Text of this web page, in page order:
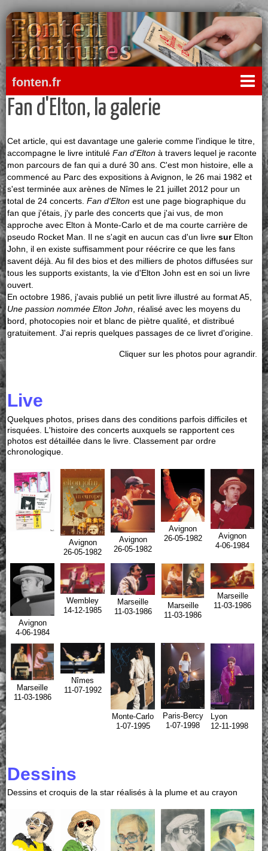
fonten.fr
Fan d'Elton, la galerie
Cet article, qui est davantage une galerie comme l'indique le titre,
accompagne le livre intitulé Fan d'Elton à travers lequel je raconte
mon parcours de fan qui a duré 30 ans. C'est mon histoire, elle a
commencé au Parc des expositions à Avignon, le 26 mai 1982 et
s'est terminée aux arènes de Nîmes le 21 juillet 2012 pour un
total de 24 concerts. Fan d'Elton est une page biographique du
fan que j'étais, j'y parle des concerts que j'ai vus, de mon
approche avec Elton à Monte-Carlo et de ma courte carrière de
pseudo Rocket Man. Il ne s'agit en aucun cas d'un livre surElton
John, il en existe suffisamment pour réécrire ce que les fans
savent déjà. Au fil des bios et des milliers de photos diffusées sur
tous les supports existants, la vie d'Elton John est en soi un livre
ouvert.
En octobre 1986, j'avais publié un petit livre illustré au format A5,
Une passion nommée Elton John, réalisé avec les moyens du
bord, photocopies noir et blanc de piètre qualité, et distribué
gratuitement. J'ai repris quelques passages de ce livret d'origine.
Cliquer sur les photos pour agrandir.
Live
Quelques photos, prises dans des conditions parfois difficiles et
risquées. L'histoire des concerts auxquels se rapportent ces
photos est détaillée dans le livre. Classement par ordre
chronologique.
Avignon
26-05-1982
Avignon
26-05-1982
Avignon
26-05-1982
Avignon
4-06-1984
Avignon
4-06-1984
Wembley
14-12-1985
Marseille
11-03-1986
Marseille
11-03-1986
Marseille
11-03-1986
Marseille
11-03-1986
Nîmes
11-07-1992
Monte-Carlo
1-07-1995
Paris-Bercy
1-07-1998
Lyon
12-11-1998
Dessins
Dessins et croquis de la star réalisés à la plume et au crayon